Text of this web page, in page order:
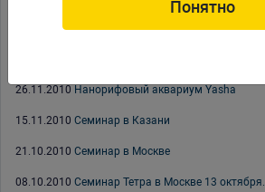
30.12.2010С новым годом!
26.11.2010 Нанорифовый аквариум Yasha
15.11.2010 Семинар в Казани
21.10.2010 Семинар в Москве
08.10.2010 Семинар Тетра в Москве 13 октября.
Понятно